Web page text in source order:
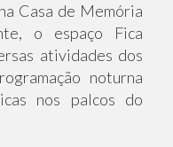
Casa de Memória
o espaço Fica
atividades dos
noturna
nos palcos do